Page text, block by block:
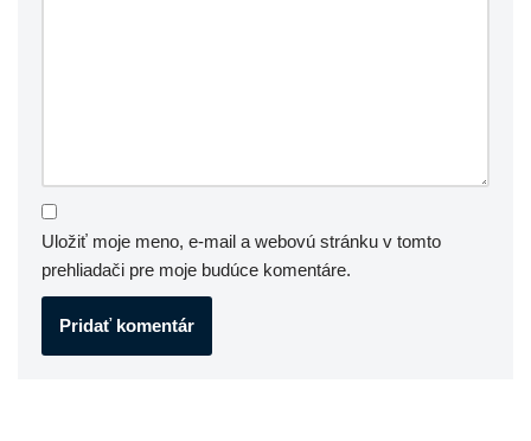
Uložiť moje meno, e-mail a webovú stránku v tomto
prehliadači pre moje budúce komentáre.